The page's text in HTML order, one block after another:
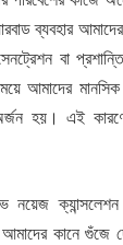
ব্যবহার
বা
আমাদের মানসিক
হয়। এই
নয়েজ
আমাদের কানে